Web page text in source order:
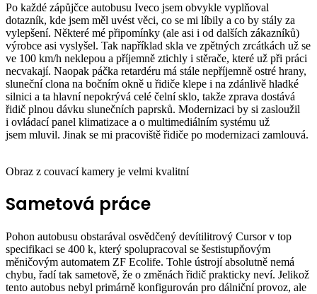
Po každé zápůjčce autobusu Iveco jsem obvykle vyplňoval
dotazník, kde jsem měl uvést věci, co se mi líbily a co by stály za
vylepšení. Některé mé připomínky (ale asi i od dalších zákazníků)
výrobce asi vyslyšel. Tak například skla ve zpětných zrcátkách už se
ve 100 km/h neklepou a příjemně ztichly i stěrače, které už při práci
necvakají. Naopak páčka retardéru má stále nepříjemně ostré hrany,
sluneční clona na bočním okně u řidiče klepe i na zdánlivě hladké
silnici a ta hlavní nepokrývá celé čelní sklo, takže zprava dostává
řidič plnou dávku slunečních paprsků. Modernizaci by si zasloužil
i ovládací panel klimatizace a o multimediálním systému už
jsem mluvil. Jinak se mi pracoviště řidiče po modernizaci zamlouvá.
Obraz z couvací kamery je velmi kvalitní
Sametová práce
Pohon autobusu obstarával osvědčený devítilitrový Cursor v top
specifikaci se 400 k, který spolupracoval se šestistupňovým
měničovým automatem ZF Ecolife. Tohle ústrojí absolutně nemá
chybu, řadí tak sametově, že o změnách řidič prakticky neví. Jelikož
tento autobus nebyl primárně konfigurován pro dálniční provoz, ale